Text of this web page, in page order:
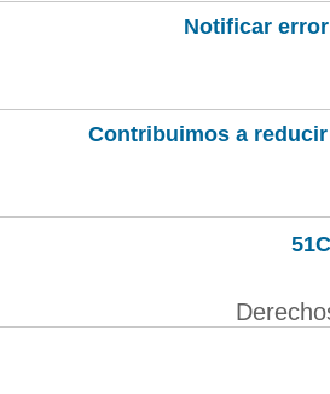
Notificar error
Contribuimos a